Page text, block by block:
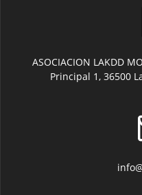
ASOCIACION LAKDD
Principal 1, 36500